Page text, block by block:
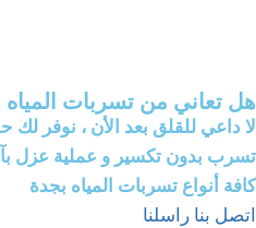
هل تعاني من تسربات المياه
لا داعي للقلق بعد الأن ، نوفر
تسرب بدون تكسير و عملية عزل
كافة أنواع تسربات المياه بجدة
اتصل بنا راسلنا